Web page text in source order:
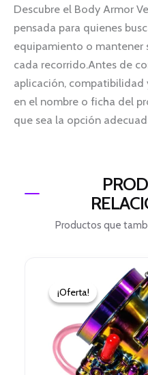
Descubre el Body Armor
pensada para quienes
equipamiento o mantener
cada recorrido.Antes de
aplicación, compatibilidad
en el nombre o ficha del
que sea la opción
Productos que
¡Oferta!
¡Oferta!